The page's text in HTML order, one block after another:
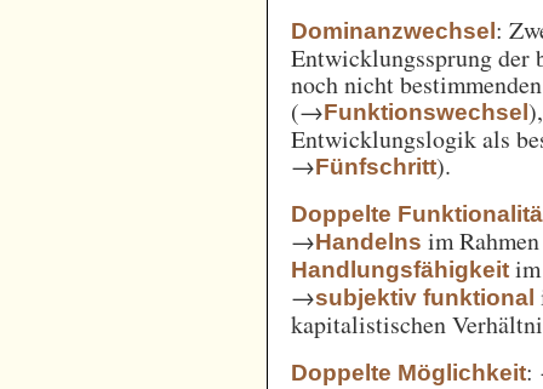
Dominanzwechsel:
Entwicklungssprung der
noch nicht
(→Funktionswechsel
Entwicklungslogik als
→Fünfschritt).
Doppelte
→Handelns im
Handlungsfähigkeit
→subjektiv funktional
kapitalistischen
Doppelte Möglichkeit: